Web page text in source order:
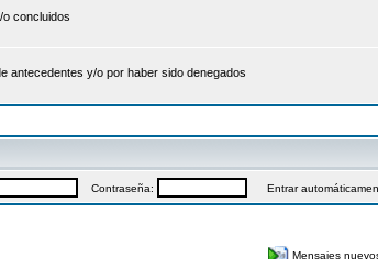
concluidos
antecedentes y/o por haber sido denegados
Contraseña: Entrar
Mensajes